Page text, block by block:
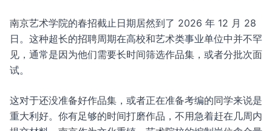
南京艺术学院的春招截止日期居然到了 2026 年 12 月 28
日。这种超长的招聘周期在高校和艺术类事业单位中并不罕
见，通常是因为他们需要长时间筛选作品集，或者分批次面
试。
这对于还没准备好作品集，或者正在准备考编的同学来说是
重大利好。你有足够的时间打磨作品，不用急着赶在几周内